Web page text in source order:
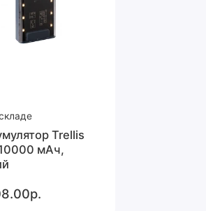
Trellis
мАч,